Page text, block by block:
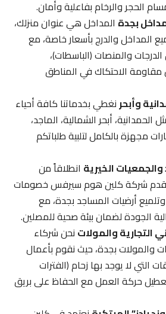
والرخام بفاعلية وأمان.
بجدةالمداخل هي عنوان منزلك،
والدرج بأسعار خاصة، مع
والمنصات (الباسطات)،
الاحتكاك في المناطق
وأبحرنغطي بخدماتنا كافة أحياء
أبحر الشمالية، الماجد،
مجهزة بالكامل لتلبية طلباتكم
الخيريةانطلاقاً من
شركة كلين هوم سيرفس خصومات
وتلميع أرضيات المساجد بجدة، مع
الجودة لضمان بيئة صحية للمصلين.
والمولاتنحن شركاء
والمولات بجدة، حيث نقوم بأعمال
لا يوجد بها زحام (الفترات
حركة العمل مع الحفاظ على بريق